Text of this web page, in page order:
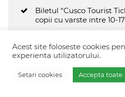
Biletul “Cusco Tourist
copii cu varste intre 10-
Taxe suplimentare in
Pastele, Zile Nationale,
Vreau oferta
Acest site foloseste cookies
experienta utilizatorului.
Setari cookies Accepta toate